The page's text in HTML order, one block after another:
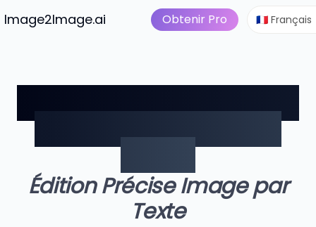
Image2Image.ai
Suite d'Image IA Image en vidéo
Obtenir Pro 🇫🇷 Français
Décrivez Votre Marque.
Nous Concevrons la
Édition Précise Image par
Texte